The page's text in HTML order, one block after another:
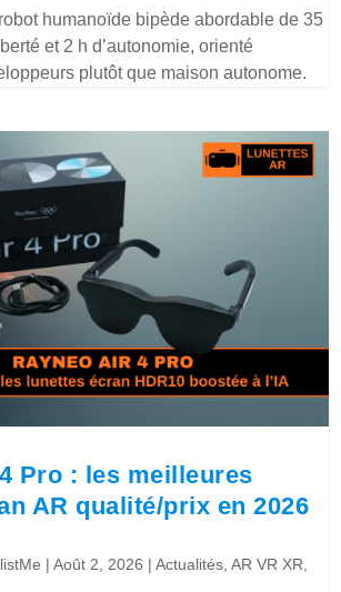
humanoïde bipède abordable de 35
et 2 h d’autonomie, orienté
plutôt que maison autonome.
Pro : les meilleures
AR qualité/prix en 2026
|Août 2, 2026 |Actualités ,AR VR XR